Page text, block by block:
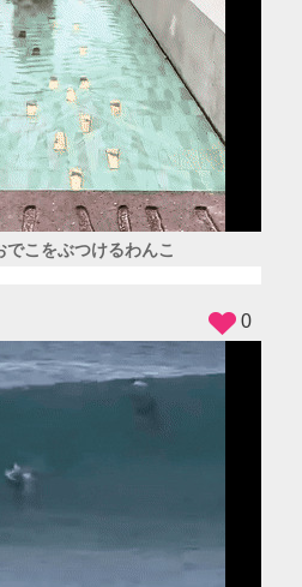
こをぶつけるわんこ
0